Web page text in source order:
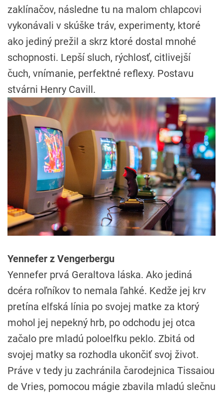
zaklínačov, následne tu na malom chlapcovi
vykonávali v skúške tráv, experimenty, ktoré
ako jediný prežil a skrz ktoré dostal mnohé
schopnosti. Lepší sluch, rýchlosť, citlivejší
čuch, vnímanie, perfektné reflexy. Postavu
stvárni Henry Cavill.
Yennefer z Vengerbergu
Yennefer prvá Geraltova láska. Ako jediná
dcéra roľníkov to nemala ľahké. Kedže jej krv
pretína elfská línia po svojej matke za ktorý
mohol jej nepekný hrb, po odchodu jej otca
začalo pre mladú poloelfku peklo. Zbitá od
svojej matky sa rozhodla ukončiť svoj život.
Práve v tedy ju zachránila čarodejnica Tissaiou
de Vries, pomocou mágie zbavila mladú slečnu